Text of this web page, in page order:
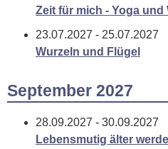
Zeit für mich - Yoga und
23.07.2027 - 25.07.2027
Wurzeln und Flügel
September 2027
28.09.2027 - 30.09.2027
Lebensmutig älter